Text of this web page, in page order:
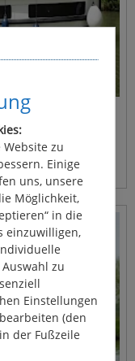
zu
Einige
uns, unsere
Möglichkeit,
in die
einzuwilligen,
zu
Einstellungen
(den
der Fußzeile